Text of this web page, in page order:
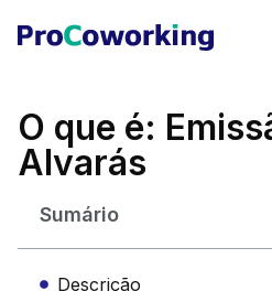
O que é:
Alvarás
Sumário
Descrição